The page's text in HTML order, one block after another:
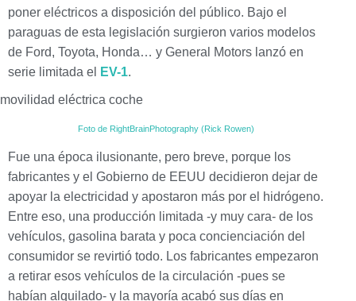
poner eléctricos a disposición del público. Bajo el
paraguas de esta legislación surgieron varios modelos
de Ford, Toyota, Honda… y General Motors lanzó en
serie limitada el
EV-1.
Foto de RightBrainPhotography (Rick Rowen)
Fue una época ilusionante, pero breve, porque los
fabricantes y el Gobierno de EEUU decidieron dejar de
apoyar la electricidad y apostaron más por el hidrógeno.
Entre eso, una producción limitada -y muy cara- de los
vehículos, gasolina barata y poca concienciación del
consumidor se revirtió todo. Los fabricantes empezaron
a retirar esos vehículos de la circulación -pues se
habían alquilado- y la mayoría acabó sus días en